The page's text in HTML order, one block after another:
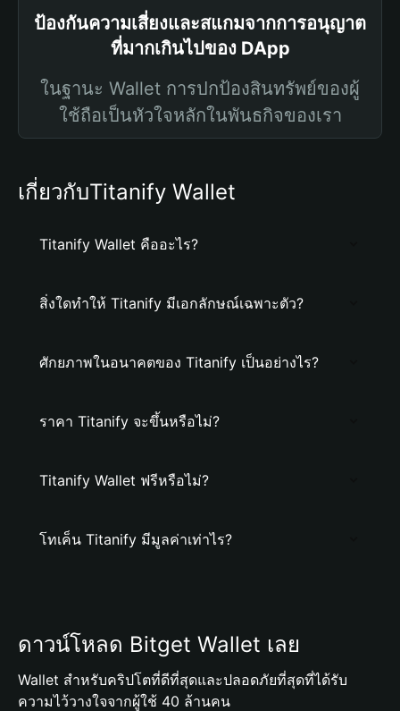
ป้องกันความเสี่ยงและสแกมจากการอนุญาต
ที่มากเกินไปของ DApp
ในฐานะ Wallet การปกป้องสินทรัพย์ของผู้
ใช้ถือเป็นหัวใจหลักในพันธกิจของเรา
เกี่ยวกับTitanify Wallet
Titanify Wallet คืออะไร?
สิ่งใดทำให้ Titanify มีเอกลักษณ์เฉพาะตัว?
ศักยภาพในอนาคตของ Titanify เป็นอย่างไร?
ราคา Titanify จะขึ้นหรือไม่?
Titanify Wallet ฟรีหรือไม่?
โทเค็น Titanify มีมูลค่าเท่าไร?
ดาวน์โหลด Bitget Wallet เลย
Wallet สำหรับคริปโตที่ดีที่สุดและปลอดภัยที่สุดที่ได้รับ
ความไว้วางใจจากผู้ใช้ 40 ล้านคน